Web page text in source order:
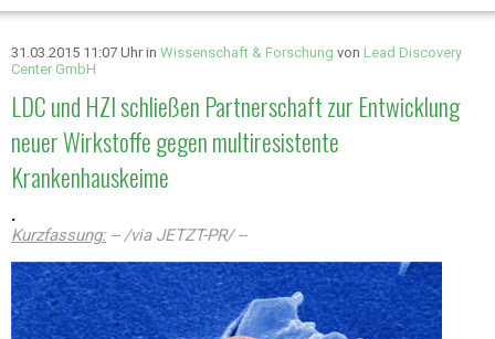
31.03.2015 11:07 Uhr in Wissenschaft & Forschung von Lead Discovery
Center GmbH
LDC und HZI schließen Partnerschaft zur Entwicklung
neuer Wirkstoffe gegen multiresistente
Krankenhauskeime
.
Kurzfassung:-- /via JETZT-PR/ --